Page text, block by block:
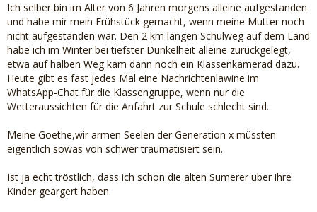
Ich selber bin im Alter von 6 Jahren morgens alleine aufgestanden
und habe mir mein Frühstück gemacht, wenn meine Mutter noch
nicht aufgestanden war. Den 2 km langen Schulweg auf dem Land
habe ich im Winter bei tiefster Dunkelheit alleine zurückgelegt,
etwa auf halben Weg kam dann noch ein Klassenkamerad dazu.
Heute gibt es fast jedes Mal eine Nachrichtenlawine im
WhatsApp-Chat für die Klassengruppe, wenn nur die
Wetteraussichten für die Anfahrt zur Schule schlecht sind.
Meine Goethe,wir armen Seelen der Generation x müssten
eigentlich sowas von schwer traumatisiert sein.
Ist ja echt tröstlich, dass ich schon die alten Sumerer über ihre
Kinder geärgert haben.